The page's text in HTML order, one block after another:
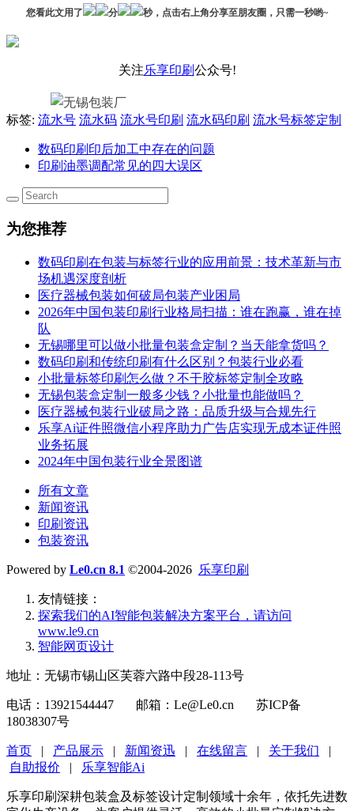
您看此文用了 分 秒，点击右上角分享至朋友圈，只需一秒哟~
关注乐享印刷公众号!
标签: 流水号 流水码 流水号印刷 流水码印刷 流水号标签定制
数码印刷印后加工中存在的问题
印刷油墨调配常见的四大误区
为您推荐
数码印刷在包装与标签行业的应用前景：技术革新与市
场机遇深度剖析
医疗器械包装如何破局包装产业困局
2026年中国包装印刷行业格局扫描：谁在跑赢，谁在掉
队
无锡哪里可以做小批量包装盒定制？当天能拿货吗？
数码印刷和传统印刷有什么区别？包装行业必看
小批量标签印刷怎么做？不干胶标签定制全攻略
无锡包装盒定制一般多少钱？小批量也能做吗？
医疗器械包装行业破局之路：品质升级与合规先行
乐享Ai证件照微信小程序助力广告店实现无成本证件照
业务拓展
2024年中国包装行业全景图谱
所有文章
新闻资讯
印刷资讯
包装资讯
Powered by Le0.cn 8.1 ©2004-2026 乐享印刷
友情链接：
探索我们的‌AI智能包装解决方案平台‌，请访问
www.le9.cn
智能网页设计
地址：无锡市锡山区芙蓉六路中段28-113号
电话：13921544447 邮箱：Le@Le0.cn 苏ICP备
18038307号
首页 | 产品展示 | 新闻资迅 | 在线留言 | 关于我们 |
自助报价 | 乐享智能Ai
乐享印刷深耕包装盒及标签设计定制领域十余年，依托先进数